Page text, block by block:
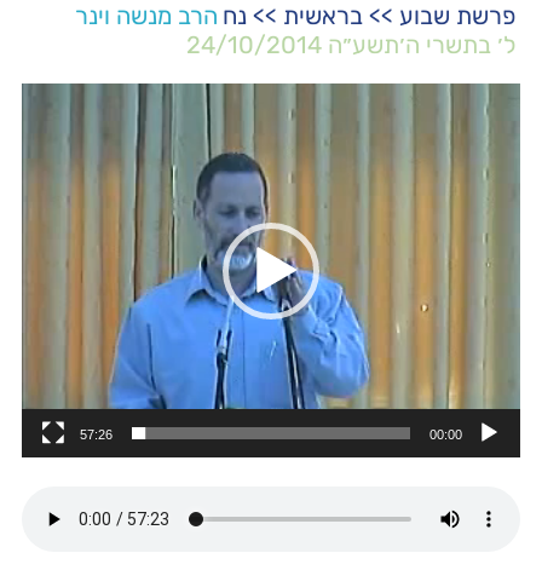
פרשת שבוע >> בראשית >> נח הרב מנשה וינר
ל׳ בתשרי ה׳תשע״ה 24/10/2014
00:00
57:26